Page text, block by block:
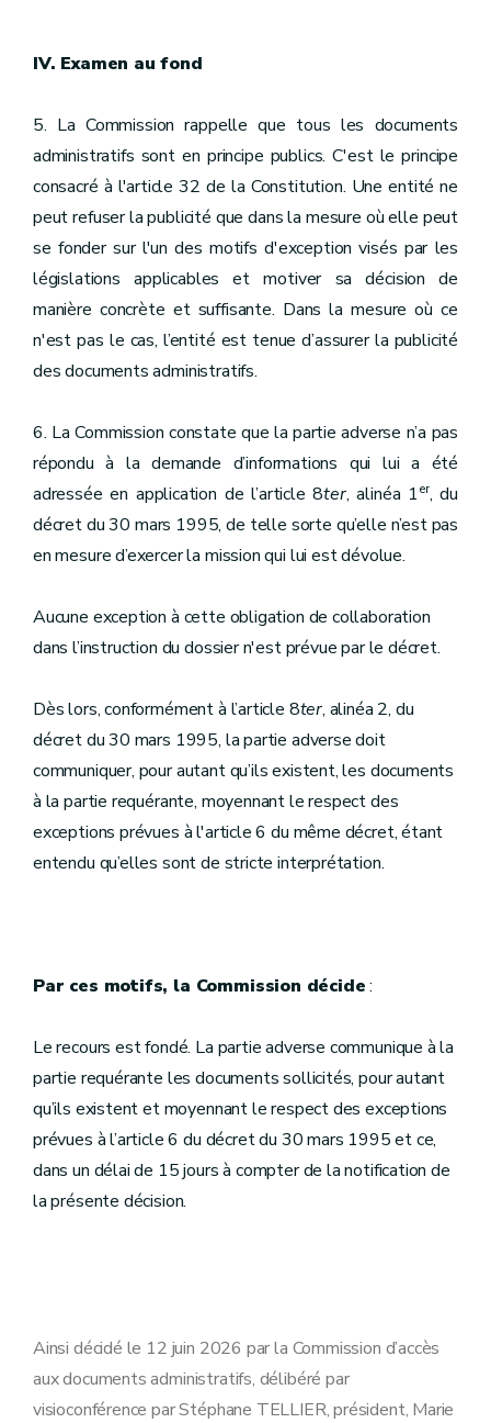
IV. Examen au fond
5. La Commission rappelle que tous les documents
administratifs sont en principe publics. C'est le principe
consacré à l'article 32 de la Constitution. Une entité ne
peut refuser la publicité que dans la mesure où elle peut
se fonder sur l'un des motifs d'exception visés par les
législations applicables et motiver sa décision de
manière concrète et suffisante. Dans la mesure où ce
n'est pas le cas, l’entité est tenue d’assurer la publicité
des documents administratifs.
6. La Commission constate que la partie adverse n’a pas
répondu à la demande d’informations qui lui a été
adressée en application de l’article 8ter, alinéa 1er, du
décret du 30 mars 1995, de telle sorte qu’elle n’est pas
en mesure d’exercer la mission qui lui est dévolue.
Aucune exception à cette obligation de collaboration
dans l’instruction du dossier n'est prévue par le décret.
Dès lors, conformément à l’article 8ter, alinéa 2, du
décret du 30 mars 1995, la partie adverse doit
communiquer, pour autant qu’ils existent, les documents
à la partie requérante, moyennant le respect des
exceptions prévues à l'article 6 du même décret, étant
entendu qu’elles sont de stricte interprétation.
Par ces motifs, la Commission décide:
Le recours est fondé. La partie adverse communique à la
partie requérante les documents sollicités, pour autant
qu’ils existent et moyennant le respect des exceptions
prévues à l’article 6 du décret du 30 mars 1995 et ce,
dans un délai de 15 jours à compter de la notification de
la présente décision.
Ainsi décidé le 12 juin 2026 par la Commission d’accès
aux documents administratifs, délibéré par
visioconférence par Stéphane TELLIER, président, Marie